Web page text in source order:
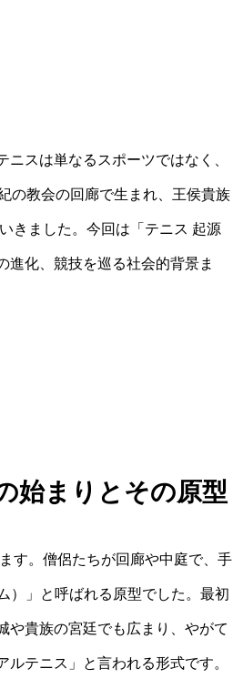
スは単なるスポーツではなく、
の教会の回廊で生まれ、王侯貴族
きました。今回は「テニス 起源
進化、競技を巡る社会的背景ま
始まりとその原型
す。僧侶たちが回廊や中庭で、手
）」と呼ばれる原型でした。最初
や貴族の宮廷でも広まり、やがて
テニス」と言われる形式です。